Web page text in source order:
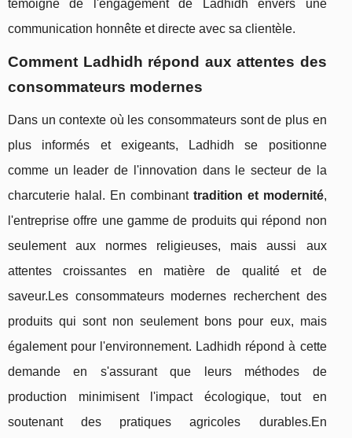
témoigne de l'engagement de Ladhidh envers une
communication honnête et directe avec sa clientèle.
Comment Ladhidh répond aux attentes des
consommateurs modernes
Dans un contexte où les consommateurs sont de plus en
plus informés et exigeants, Ladhidh se positionne
comme un leader de l'innovation dans le secteur de la
charcuterie halal. En combinant tradition et modernité,
l'entreprise offre une gamme de produits qui répond non
seulement aux normes religieuses, mais aussi aux
attentes croissantes en matière de qualité et de
saveur.Les consommateurs modernes recherchent des
produits qui sont non seulement bons pour eux, mais
également pour l'environnement. Ladhidh répond à cette
demande en s'assurant que leurs méthodes de
production minimisent l'impact écologique, tout en
soutenant des pratiques agricoles durables.En